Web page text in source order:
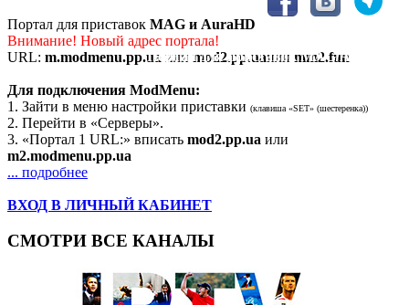
Портал для приставок MAG/AuraHD
Портал для приставок MAG и AuraHD
Внимание! Новый адрес портала!
URL: m.modmenu.pp.ua или mod2.pp.uaили mm2.fun
Для подключения ModMenu:
1. Зайти в меню настройки приставки (клавиша «SET» (шестеренка))
2. Перейти в «Серверы».
3. «Портал 1 URL:» вписать mod2.pp.ua или
m2.modmenu.pp.ua
... подробнее
ВХОД В ЛИЧНЫЙ КАБИНЕТ
СМОТРИ ВСЕ КАНАЛЫ